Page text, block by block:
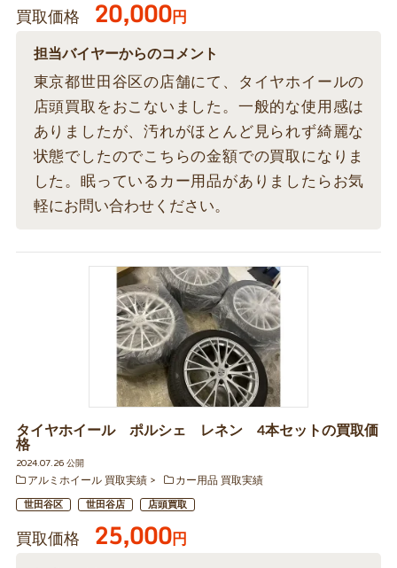
買取価格 20,000円
担当バイヤーからのコメント
東京都世田谷区の店舗にて、タイヤホイールの
店頭買取をおこないました。一般的な使用感は
ありましたが、汚れがほとんど見られず綺麗な
状態でしたのでこちらの金額での買取になりま
した。眠っているカー用品がありましたらお気
軽にお問い合わせください。
タイヤホイール ポルシェ レネン 4本セットの買取価
格
2024.07.26 公開
アルミホイール 買取実績
カー用品 買取実績
世田谷区 世田谷店 店頭買取
買取価格 25,000円